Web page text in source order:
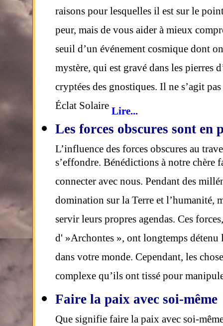
raisons pour lesquelles il est sur le
peur, mais de vous aider à mieux
seuil d’un événement cosmique dont
mystère, qui est gravé dans les pierres
cryptées des gnostiques. Il ne s’agit
Éclat Solaire Lire...
Les forces obscures sont en
L’influence des forces obscures au
s’effondre. Bénédictions à notre
connecter avec nous. Pendant des
domination sur la Terre et l’humanité,
servir leurs propres agendas. Ces
d' »Archontes », ont longtemps détenu
dans votre monde. Cependant, les
complexe qu’ils ont tissé pour
Faire la paix avec soi-même
Que signifie faire la paix avec soi-